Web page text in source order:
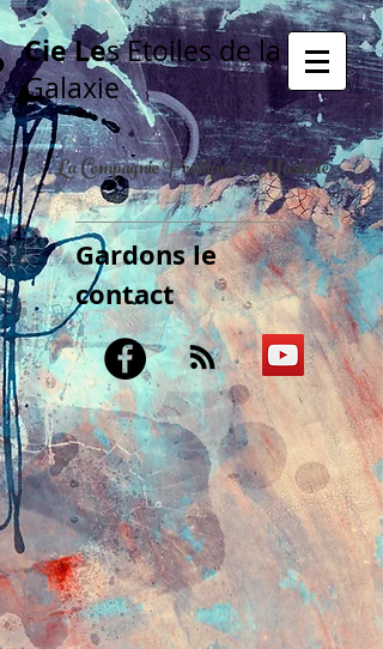
Cie Les Etoiles de la
Galaxie
La Compagnie Poétique & Musicale
Gardons le
contact